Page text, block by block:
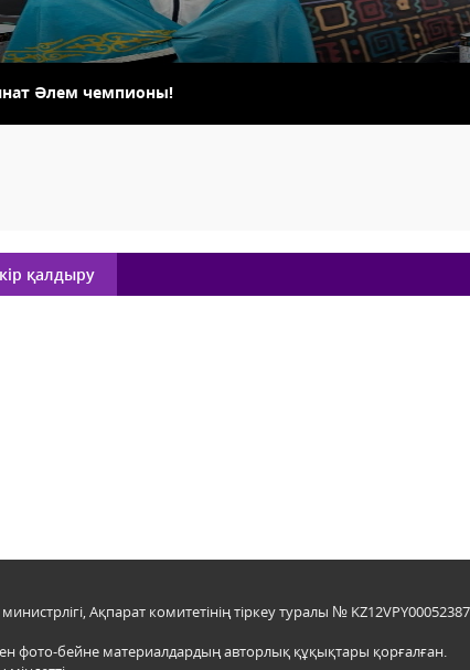
Әлем чемпионы!
қалдыру
Ақпарат комитетінің тіркеу туралы № KZ12VPY00052387
фото-бейне материалдардың авторлық құқықтары қорғалған.